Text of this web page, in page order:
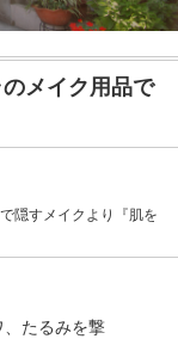
メイク用品で
隠すメイクより『肌を
、たるみを撃